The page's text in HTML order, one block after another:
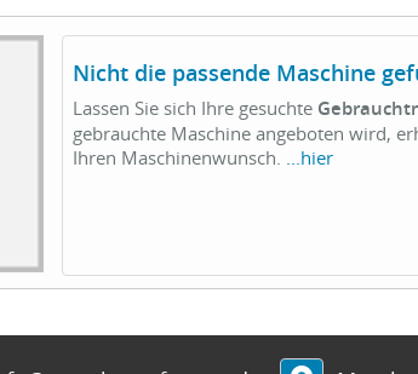
Nicht die passende Maschine
Lassen Sie sich Ihre gesuchte
gebrauchte Maschine angeboten wird,
Ihren Maschinenwunsch.
...hier